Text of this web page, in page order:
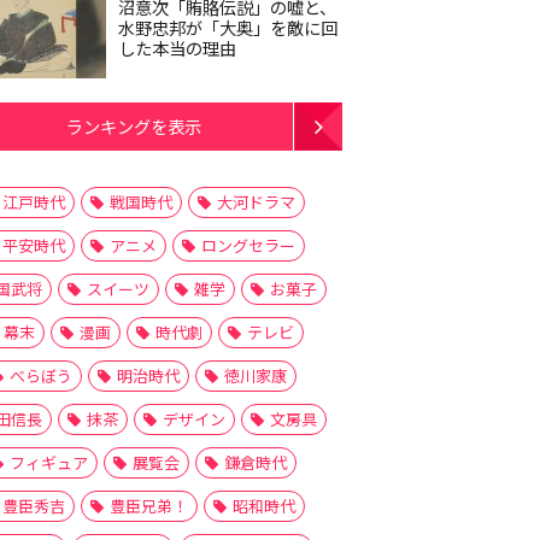
沼意次「賄賂伝説」の嘘と、
水野忠邦が「大奥」を敵に回
した本当の理由
ランキングを表示
江戸時代 戦国時代
大河ドラマ
平安時代
アニメ
ロングセラー
武将
スイーツ 雑学
お菓子
幕末
漫画 時代劇
テレビ
べらぼう
明治時代
徳川家康
信長
抹茶 デザイン
文房具
フィギュア
展覧会
鎌倉時代
豊臣秀吉
豊臣兄弟！
昭和時代